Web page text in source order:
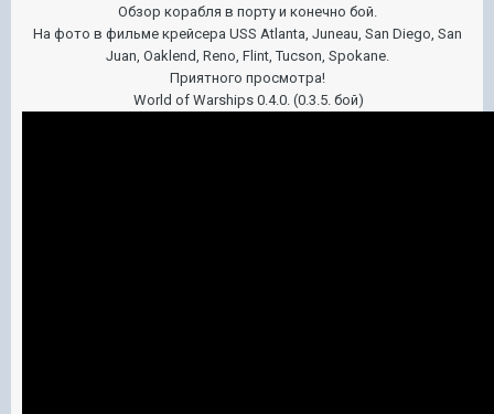
Обзор корабля в порту и конечно бой.
На фото в фильме крейсера USS Atlanta, Juneau, San Diego, San
Juan, Oaklend, Reno, Flint, Tucson, Spokane.
Приятного просмотра!
World of Warships 0.4.0. (0.3.5. бой)